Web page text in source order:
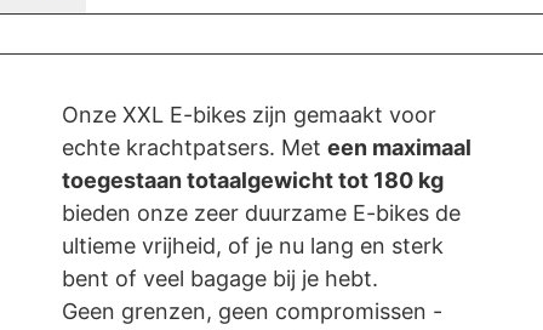
KG
Onze XXL E-bikes zijn gemaakt voor
echte krachtpatsers. Met een maximaal
toegestaan totaalgewicht tot 180 kg
bieden onze zeer duurzame E-bikes de
ultieme vrijheid, of je nu lang en sterk
bent of veel bagage bij je hebt.
Geen grenzen, geen compromissen -